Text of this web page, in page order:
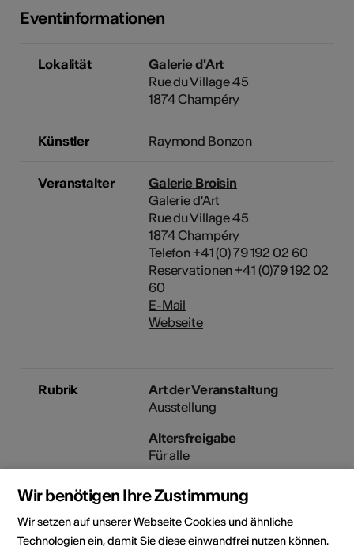
Eventinformationen
Lokalität
Galerie d'Art
Rue du Village 45
1874 Champéry
Künstler Raymond Bonzon
Veranstalter
Galerie Broisin
Galerie d'Art
Rue du Village 45
1874 Champéry
Telefon +41 (0) 79 192 02 60
Reservationen +41 (0)79 192 02
60
E-Mail
Webseite
Rubrik
Art der Veranstaltung
Ausstellung
Altersfreigabe
Für alle
Veranstaltungsort
Wir benötigen Ihre Zustimmung
Wir setzen auf unserer Webseite Cookies und ähnliche
Technologien ein, damit Sie diese einwandfrei nutzen können.